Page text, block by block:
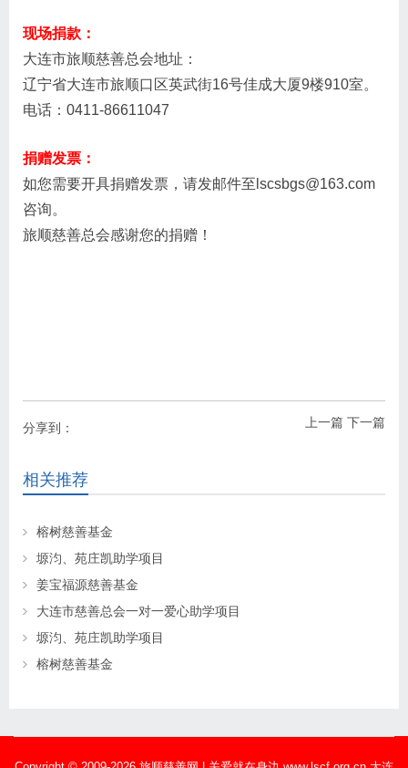
现场捐款：
大连市旅顺慈善总会地址：
辽宁省大连市旅顺口区英武街16号佳成大厦9楼910室。
电话：0411-86611047
捐赠发票：
如您需要开具捐赠发票，请发邮件至lscsbgs@163.com
咨询。
旅顺慈善总会感谢您的捐赠！
上一篇 下一篇
分享到：
相关推荐
榕树慈善基金
塬汮、苑庄凯助学项目
姜宝福源慈善基金
大连市慈善总会一对一爱心助学项目
塬汮、苑庄凯助学项目
榕树慈善基金